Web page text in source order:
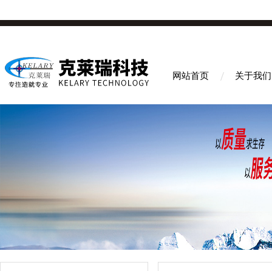
网站首页 关于我们